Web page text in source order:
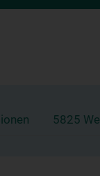
5825